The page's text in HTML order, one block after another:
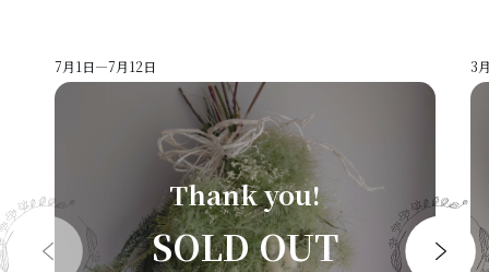
7月1日―7月12日
Thank you!
SOLD OUT
3